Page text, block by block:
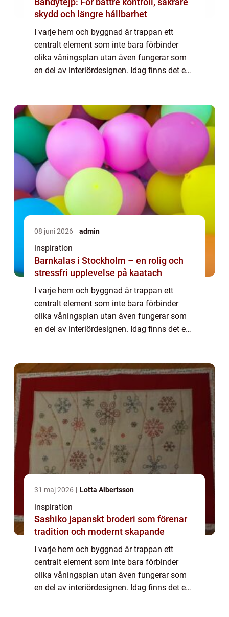
skydd och längre hållbarhet
I varje hem och byggnad är trappan ett
centralt element som inte bara förbinder
olika våningsplan utan även fungerar som
en del av interiördesignen. Idag finns det en
08 juni 2026 admin
inspiration
Barnkalas i Stockholm – en rolig och
stressfri upplevelse på kaatach
I varje hem och byggnad är trappan ett
centralt element som inte bara förbinder
olika våningsplan utan även fungerar som
en del av interiördesignen. Idag finns det en
31 maj 2026 Lotta Albertsson
inspiration
Sashiko japanskt broderi som förenar
tradition och modernt skapande
I varje hem och byggnad är trappan ett
centralt element som inte bara förbinder
olika våningsplan utan även fungerar som
en del av interiördesignen. Idag finns det en